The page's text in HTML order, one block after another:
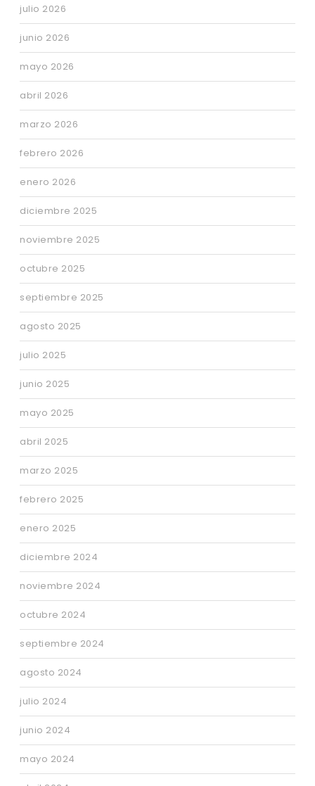
julio 2026
junio 2026
mayo 2026
abril 2026
marzo 2026
febrero 2026
enero 2026
diciembre 2025
noviembre 2025
octubre 2025
septiembre 2025
agosto 2025
julio 2025
junio 2025
mayo 2025
abril 2025
marzo 2025
febrero 2025
enero 2025
diciembre 2024
noviembre 2024
octubre 2024
septiembre 2024
agosto 2024
julio 2024
junio 2024
mayo 2024